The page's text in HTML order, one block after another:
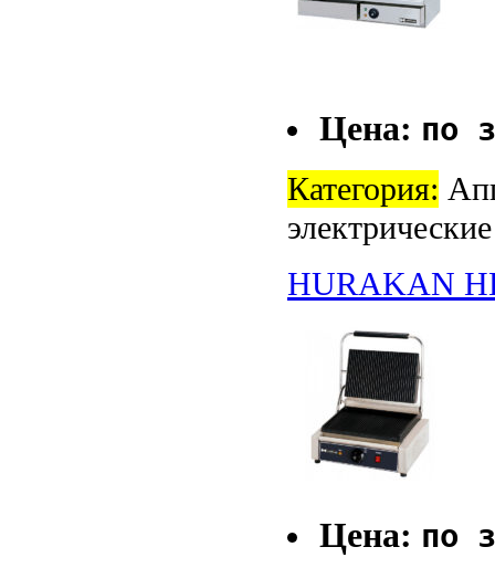
Цена: по
Категория:
электрические
HURAKAN
Цена: по